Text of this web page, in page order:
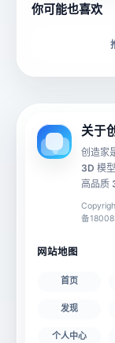
你可能也喜欢
关于
创造家
3D 模
高品质
备
网站地图
首页
发现
个人中心